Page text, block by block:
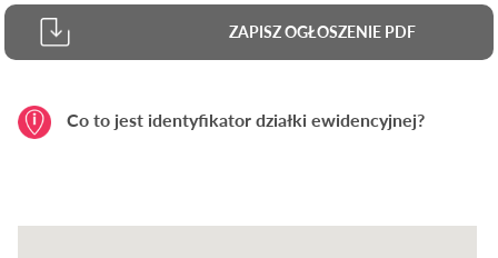
Co to jest identyfikator działki ewidencyjnej?
ZAPISZ OGŁOSZENIE PDF